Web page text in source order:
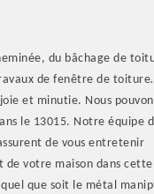
du bâchage de
de fenêtre de
et minutie. Nous
le 13015. Notre équipe
de vous entretenir
votre maison dans cette
que soit le métal